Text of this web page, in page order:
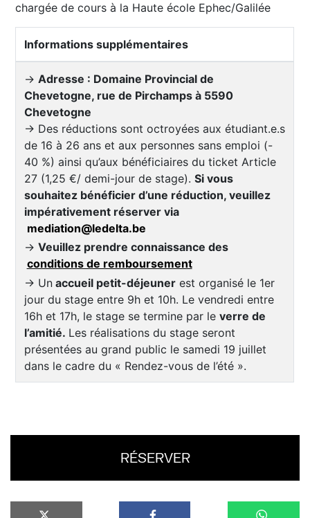
chargée de cours à la Haute école Ephec/Galilée
Informations supplémentaires
→Adresse : Domaine Provincial de
Chevetogne, rue de Pirchamps à 5590
Chevetogne
→ Des réductions sont octroyées aux étudiant.e.s
de 16 à 26 ans et aux personnes sans emploi (-
40 %) ainsi qu’aux bénéficiaires du ticket Article
27 (1,25 €/ demi-jour de stage).Si vous
souhaitez bénéficier d’une réduction, veuillez
impérativement réserver via
mediation@ledelta.be
→Veuillez prendre connaissance des
conditions de remboursement
→ Un accueil petit-déjeuner est organisé le 1er
jour du stage entre 9h et 10h. Le vendredi entre
16h et 17h, le stage se termine par leverre de
l’amitié. Les réalisations du stage seront
présentées au grand public le samedi 19 juillet
dans le cadre du « Rendez-vous de l’été ».
RÉSERVER